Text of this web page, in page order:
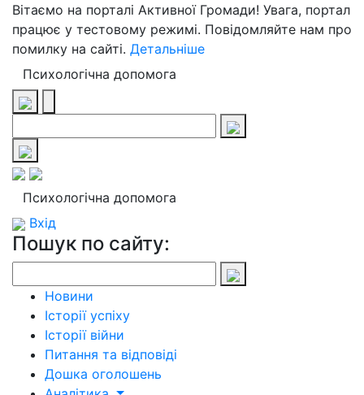
Вітаємо на порталі Активної Громади! Увага, портал
працює у тестовому режимі. Повідомляйте нам про
помилку на сайті. Детальніше
Психологічна допомога
Психологічна допомога
Вхід
Пошук по сайту:
Новини
Історії успіху
Історії війни
Питання та відповіді
Дошка оголошень